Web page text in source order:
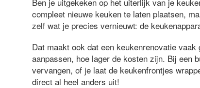
compleet nieuwe keuken te laten plaatsen,
zelf wat je precies vernieuwt: de
Dat maakt ook dat een keukenrenovatie
aanpassen, hoe lager de kosten zijn. Bij een
vervangen, of je laat de keukenfrontjes
direct al heel anders uit!